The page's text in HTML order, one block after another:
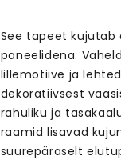
See tapeet
paneelidena.
lillemotiive ja
dekoratiivsest
rahuliku ja
raamid lisavad
suurepäraselt